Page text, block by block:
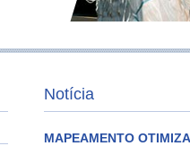
Notícia
MAPEAMENTO